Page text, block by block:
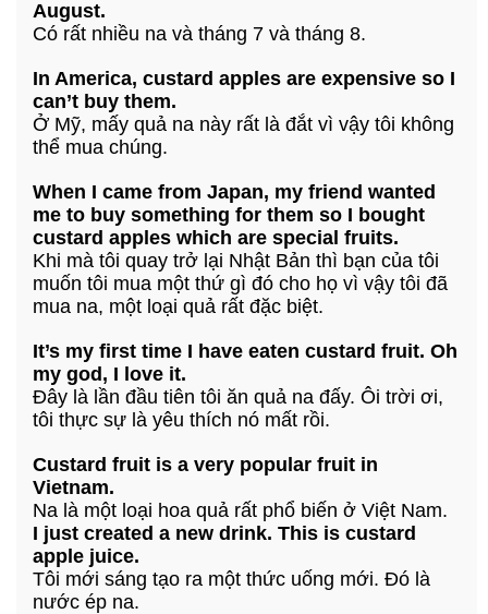
August.
Có rất nhiều na và tháng 7 và tháng 8.
In America, custard apples are expensive so I
can’t buy them.
Ở Mỹ, mấy quả na này rất là đắt vì vậy tôi không
thể mua chúng.
When I came from Japan, my friend wanted
me to buy something for them so I bought
custard apples which are special fruits.
Khi mà tôi quay trở lại Nhật Bản thì bạn của tôi
muốn tôi mua một thứ gì đó cho họ vì vậy tôi đã
mua na, một loại quả rất đặc biệt.
It’s my first time I have eaten custard fruit. Oh
my god, I love it.
Đây là lần đầu tiên tôi ăn quả na đấy. Ôi trời ơi,
tôi thực sự là yêu thích nó mất rồi.
Custard fruit is a very popular fruit in
Vietnam.
Na là một loại hoa quả rất phổ biến ở Việt Nam.
I just created a new drink. This is custard
apple juice.
Tôi mới sáng tạo ra một thức uống mới. Đó là
nước ép na.